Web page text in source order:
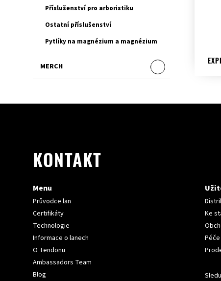
Příslušenství pro arboristiku
Ostatní příslušenství
Pytlíky na magnézium a magnézium
MERCH
KONTAKT
Menu
Průvodce lan
Certifikáty
Technologie
Informace o lanech
O Tendonu
Ambassadors Team
Blog
Ke